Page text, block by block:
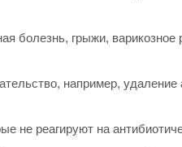
болезнь, грыжи,
например,
не реагируют на